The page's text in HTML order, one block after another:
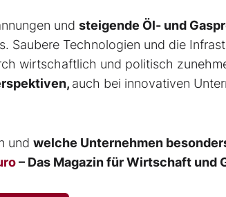
und steigende Öl- und
Saubere Technologien und die
wirtschaftlich und politisch
auch bei innovativen
und welche Unternehmen
– Das Magazin für Wirtschaft und